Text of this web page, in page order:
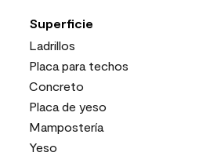
Superficie
Ladrillos
Placa para techos
Concreto
Placa de yeso
Mampostería
Yeso